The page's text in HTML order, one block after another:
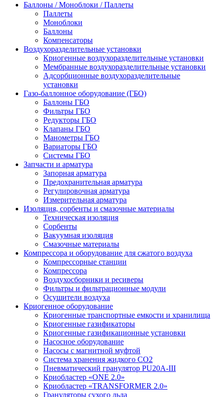
Баллоны / Моноблоки / Паллеты
Паллеты
Моноблоки
Баллоны
Компенсаторы
Воздухоразделительные установки
Криогенные воздухоразделительные установки
Мембранные воздухоразделительные установки
Адсорбционные воздухоразделительные
установки
Газо-баллонное оборудование (ГБО)
Баллоны ГБО
Фильтры ГБО
Редукторы ГБО
Клапаны ГБО
Манометры ГБО
Вариаторы ГБО
Системы ГБО
Запчасти и арматура
Запорная арматура
Предохранительная арматура
Регулировочная арматура
Измерительная арматура
Изоляция, сорбенты и смазочные материалы
Техническая изоляция
Сорбенты
Вакуумная изоляция
Смазочные материалы
Компрессора и оборудование для сжатого воздуха
Компрессорные станции
Компрессора
Воздухосборники и ресиверы
Фильтры и фильтрационные модули
Осушители воздуха
Криогенное оборудование
Криогенные транспортные емкости и хранилища
Криогенные газификаторы
Криогенные газификационные установки
Насосное оборудование
Насосы с магнитной муфтой
Система хранения жидкого CO2
Пневматический гранулятор PU20A-III
Криобластер «ONE 2.0»
Криобластер «TRANSFORMER 2.0»
Грануляторы сухого льда